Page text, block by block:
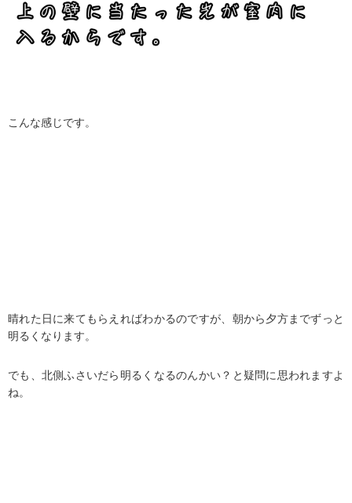
こんな感じです。
晴れた日に来てもらえればわかるのですが、朝から夕方までずっと
明るくなります。
でも、北側ふさいだら明るくなるのんかい？と疑問に思われますよ
ね。